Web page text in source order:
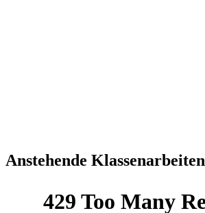
Anstehende Klassenarbeiten